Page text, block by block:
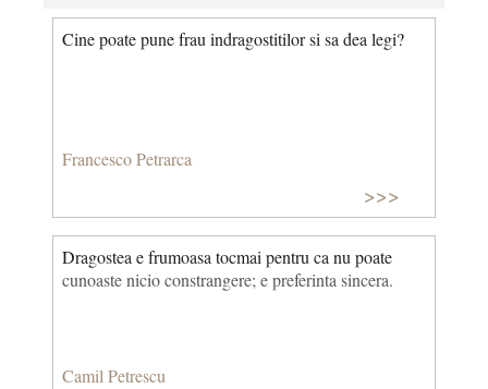
Cine poate pune frau indragostitilor si sa dea legi?
Francesco Petrarca
>>>
Dragostea e frumoasa tocmai pentru ca nu poate
cunoaste nicio constrangere; e preferinta sincera.
Camil Petrescu